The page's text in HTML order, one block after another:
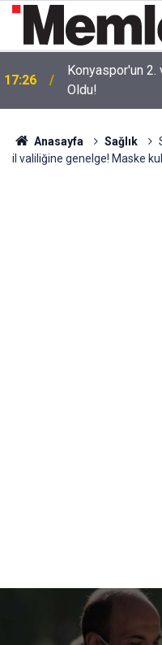
17:26
Konyaspor'un 2.
Oldu!
Anasayfa Sağlık
il valiliğine genelge! Maske